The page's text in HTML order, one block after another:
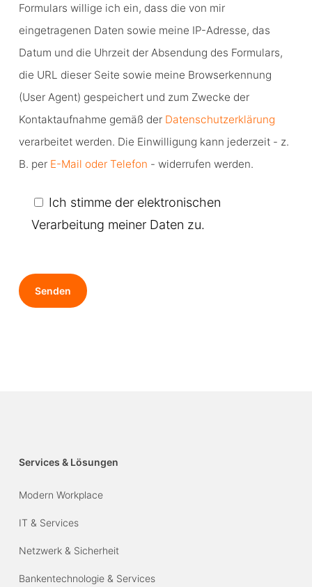
continue.
Formulars willige ich ein, dass die von mir
eingetragenen Daten sowie meine IP-Adresse, das
Datum und die Uhrzeit der Absendung des Formulars,
die URL dieser Seite sowie meine Browserkennung
(User Agent) gespeichert und zum Zwecke der
Kontaktaufnahme gemäß der Datenschutzerklärung
verarbeitet werden. Die Einwilligung kann jederzeit - z.
B. per E-Mail oder Telefon - widerrufen werden.
Ich stimme der elektronischen
Verarbeitung meiner Daten zu.
Services & Lösungen
Modern Workplace
IT & Services
Netzwerk & Sicherheit
Bankentechnologie & Services